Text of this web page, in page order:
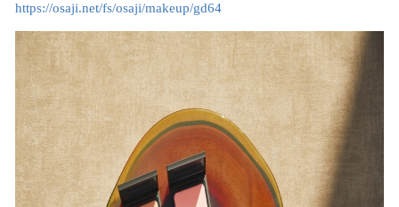
https://osaji.net/fs/osaji/makeup/gd64